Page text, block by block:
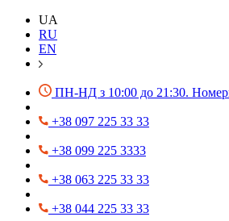
UA
RU
EN
ПН-НД з 10:00 до 21:30.
+38 097 225 33 33
+38 099 225 3333
+38 063 225 33 33
+38 044 225 33 33